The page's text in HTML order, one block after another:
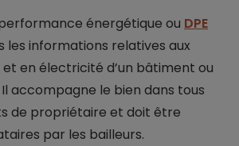
énergétique ou DPE
informations relatives aux
en électricité d’un bâtiment ou
accompagne le bien dans tous
de propriétaire et doit être
par les bailleurs.